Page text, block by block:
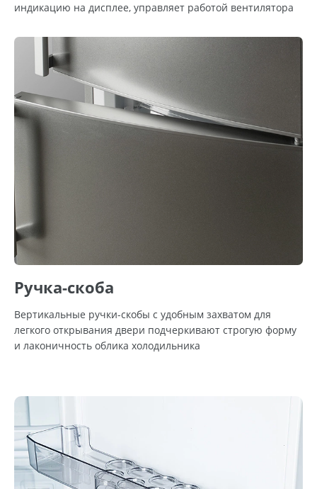
индикацию на дисплее, управляет работой вентилятора
Ручка-скоба
Вертикальные ручки-скобы с удобным захватом для
легкого открывания двери подчеркивают строгую форму
и лаконичность облика холодильника